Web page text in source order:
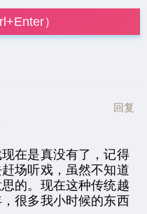
）
回复
在是真没有了，记得
场听戏，虽然不知道
的。现在这种传统越
很多我小时候的东西